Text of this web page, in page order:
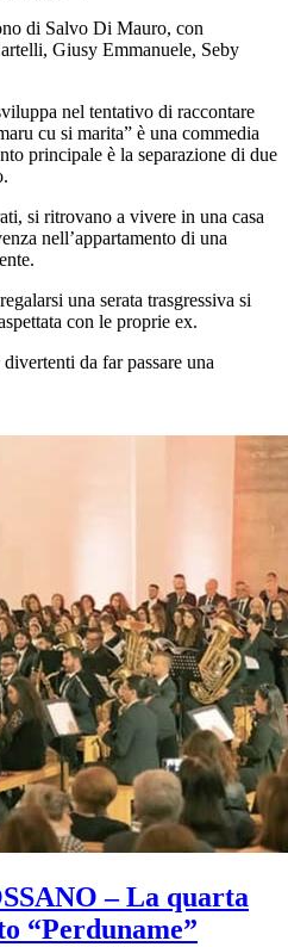
di Salvo Di Mauro, con
Giusy Emmanuele, Seby
nel tentativo di raccontare
cu si marita” è una commedia
principale è la separazione di due
si ritrovano a vivere in una casa
nell’appartamento di una
una serata trasgressiva si
con le proprie ex.
da far passare una
– La quarta
“Perduname”